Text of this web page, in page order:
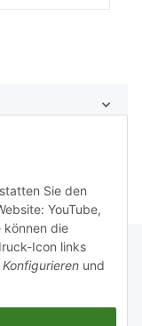
Sie den
YouTube,
können die
Icon links
Konfigurieren und